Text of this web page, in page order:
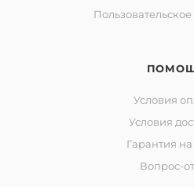
Условия
Условия
Гарантия на
Вопрос-